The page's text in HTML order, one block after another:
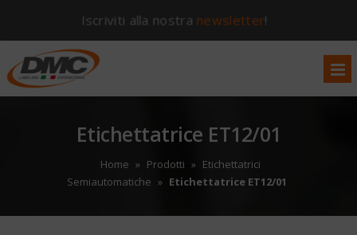
Iscriviti alla nostra newsletter!
Etichettatrice ET12/01
Home » Prodotti » Etichettatrici
Semiautomatiche » Etichettatrice ET12/01